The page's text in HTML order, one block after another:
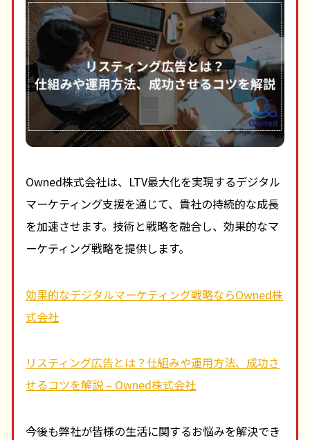
Owned株式会社は、LTV最大化を実現するデジタル
マーケティング支援を通じて、貴社の持続的な成長
を加速させます。技術と戦略を融合し、効果的なマ
ーケティング戦略を提供します。
効果的なデジタルマーケティング戦略ならOwned株
式会社
リスティング広告とは？仕組みや運用方法、成功さ
せるコツを解説 – Owned株式会社
今後も弊社が皆様の生活に関するお悩みを解決でき